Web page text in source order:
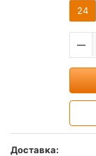
24
Доставка: